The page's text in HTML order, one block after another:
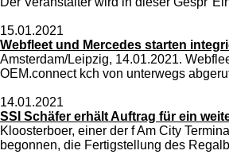
15.01.2021
Webfleet und Mercedes starten
Amsterdam/Leipzig, 14.01.2021.
OEM.connect kch von unterwegs
14.01.2021
SSI Schäfer erhält Auftrag für ein
Kloosterboer, einer der f Am City
begonnen, die Fertigstellung des